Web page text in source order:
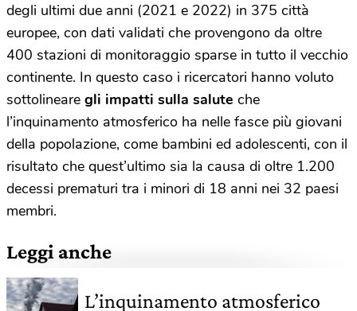
degli ultimi due anni (2021 e 2022) in 375 città
europee, con dati validati che provengono da oltre
400 stazioni di monitoraggio sparse in tutto il vecchio
continente. In questo caso i ricercatori hanno voluto
sottolineare gli impatti sulla salute che
l’inquinamento atmosferico ha nelle fasce più giovani
della popolazione, come bambini ed adolescenti, con il
risultato che quest’ultimo sia la causa di oltre 1.200
decessi prematuri tra i minori di 18 anni nei 32 paesi
membri.
Leggi anche
L’inquinamento atmosferico